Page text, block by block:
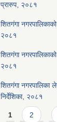
प्रारुप, २०८१
शितगंगा
२०८१
शितगंगा
२०८१
शितगंगा नगरपालिका
निर्देशिका, २०८१
Pages
1 2